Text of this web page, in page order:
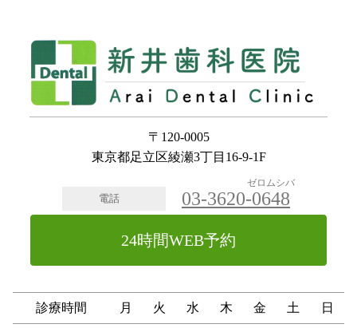
〒120-0005
東京都足立区綾瀬3丁目16-9-1F
電話 03-3620-0648
ゼロムシバ
24時間WEB予約
診療時間 月 火 水 木 金 土 日